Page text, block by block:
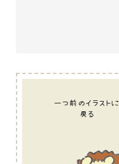
一つ前のイラストに
戻る